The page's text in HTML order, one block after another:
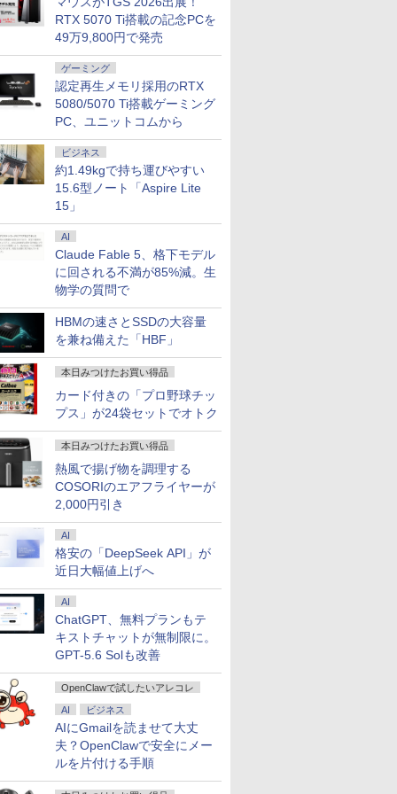
RTX 5070 Ti搭載の記念PCを
49万9,800円で発売
ゲーミング
認定再生メモリ採用のRTX
5080/5070 Ti搭載ゲーミング
PC、ユニットコムから
ビジネス
約1.49kgで持ち運びやすい
15.6型ノート「Aspire Lite
15」
AI
Claude Fable 5、格下モデル
に回される不満が85%減。生
物学の質問で
HBMの速さとSSDの大容量
を兼ね備えた「HBF」
本日みつけたお買い得品
カード付きの「プロ野球チッ
プス」が24袋セットでオトク
本日みつけたお買い得品
熱風で揚げ物を調理する
COSORIのエアフライヤーが
2,000円引き
AI
格安の「DeepSeek API」が
近日大幅値上げへ
AI
ChatGPT、無料プランもテ
キストチャットが無制限に。
GPT-5.6 Solも改善
OpenClawで試したいアレコレ
AI ビジネス
AIにGmailを読ませて大丈
夫？OpenClawで安全にメー
ルを片付ける手順